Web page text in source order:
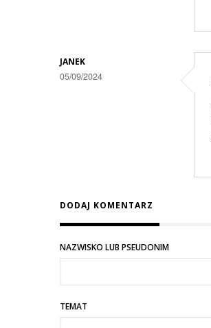
JANEK
05/09/2024
DODAJ KOMENTARZ
NAZWISKO LUB PSEUDONIM
TEMAT